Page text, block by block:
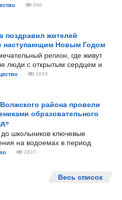
846
поздравил жителей
наступающим Новым Годом
регион, где живут
люди с открытым сердцем и
2659
района провели
образовательного
школьников ключевые
на водоемах в период
2837
Весь список